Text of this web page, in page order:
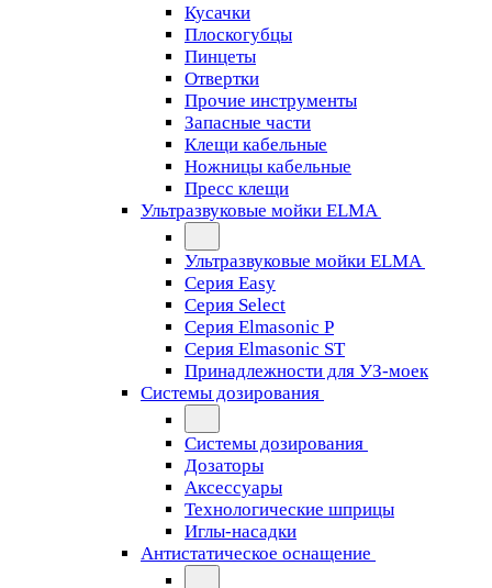
Кусачки
Плоскогубцы
Пинцеты
Отвертки
Прочие инструменты
Запасные части
Клещи кабельные
Ножницы кабельные
Пресс клещи
Ультразвуковые мойки ELMA
Ультразвуковые мойки ELMA
Серия Easy
Серия Select
Серия Elmasonic P
Серия Elmasonic ST
Принадлежности для УЗ-моек
Системы дозирования
Системы дозирования
Дозаторы
Аксессуары
Технологические шприцы
Иглы-насадки
Антистатическое оснащение